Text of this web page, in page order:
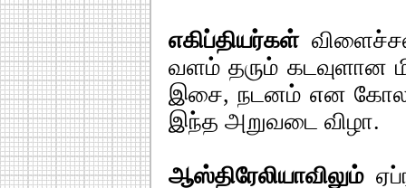
எகிப்தியர்கள்
வளம் தரும் கடவுளான
இசை, நடனம் என
இந்த அறுவடை விழா.
ஆஸ்திரேலியாவிலும்